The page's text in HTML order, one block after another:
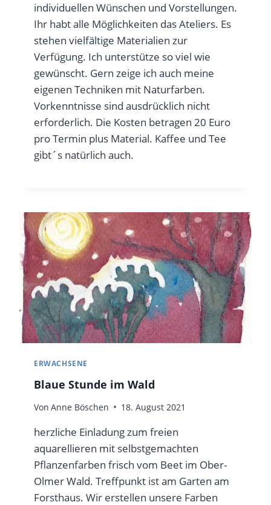
individuellen Wünschen und Vorstellungen.
Ihr habt alle Möglichkeiten das Ateliers. Es
stehen vielfältige Materialien zur
Verfügung. Ich unterstütze so viel wie
gewünscht. Gern zeige ich auch meine
eigenen Techniken mit Naturfarben.
Vorkenntnisse sind ausdrücklich nicht
erforderlich. Die Kosten betragen 20 Euro
pro Termin plus Material. Kaffee und Tee
gibt´s natürlich auch.
ERWACHSENE
Blaue Stunde im Wald
Von Anne Böschen 18. August 2021
herzliche Einladung zum freien
aquarellieren mit selbstgemachten
Pflanzenfarben frisch vom Beet im Ober-
Olmer Wald. Treffpunkt ist am Garten am
Forsthaus. Wir erstellen unsere Farben